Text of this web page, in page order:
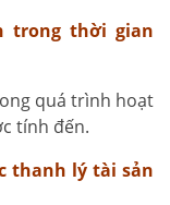
trong thời gian
quá trình hoạt
tính đến.
thanh lý tài sản